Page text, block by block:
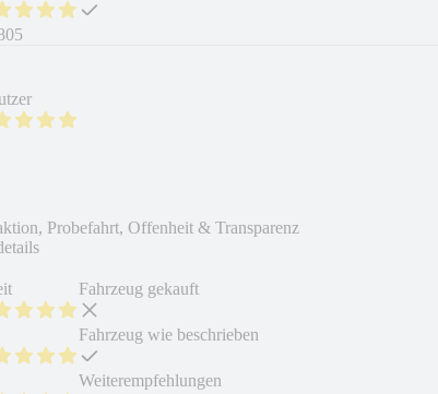
Probefahrt, Offenheit & Transparenz
Fahrzeug gekauft
Fahrzeug wie beschrieben
Weiterempfehlungen